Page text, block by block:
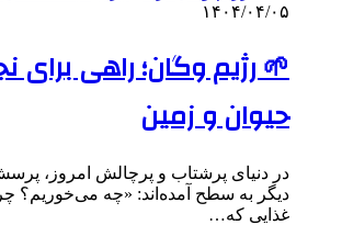
۱۴۰۴/۰۴/۰۵
🌱 رژیم وگان؛ راهی برای
حیوان و زمین
در دنیای پرشتاب و پرچالش امروز،
دیگر به سطح آمده‌اند: «چه می‌خوریم؟
غذایی که…